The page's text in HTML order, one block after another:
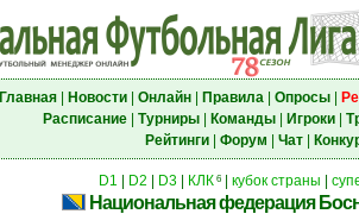
Главная| Новости| Онлайн| Правила| Опросы|
Расписание| Турниры| Команды| Игроки|
Рейтинги| Форум Чат|
D1 D2 D3 КЛК 6 кубок страны
Национальная федерация